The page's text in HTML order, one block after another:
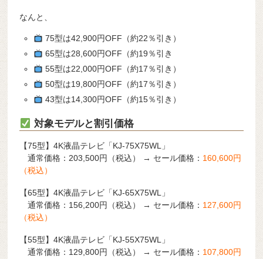
なんと、
75型は42,900円OFF（約22％引き）
65型は28,600円OFF（約19％引き
55型は22,000円OFF（約17％引き）
50型は19,800円OFF（約17％引き）
43型は14,300円OFF（約15％引き）
対象モデルと割引価格
【75型】4K液晶テレビ「KJ-75X75WL」
通常価格：203,500円（税込） → セール価格： 160,600円
（税込）
【65型】4K液晶テレビ「KJ-65X75WL」
通常価格：156,200円（税込） → セール価格： 127,600円
（税込）
【55型】4K液晶テレビ「KJ-55X75WL」
通常価格：129,800円（税込） → セール価格： 107,800円